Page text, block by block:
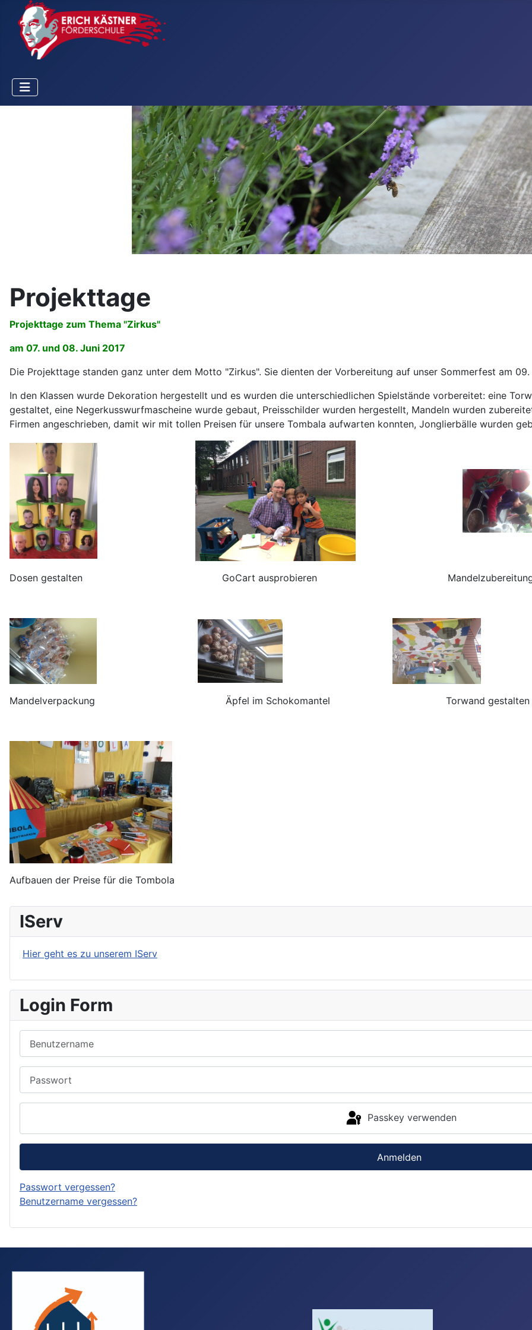
Projekttage
Projekttage zum Thema "Zirkus"
am 07. und 08. Juni 2017
Die Projekttage standen ganz unter dem Motto "Zirkus". Sie dienten der Vorbereitung auf unser Sommerfest am
In den Klassen wurde Dekoration hergestellt und es wurden die unterschiedlichen Spielstände vorbereitet: eine
gestaltet, eine Negerkusswurfmascheine wurde gebaut, Preisschilder wurden hergestellt, Mandeln wurden
Firmen angeschrieben, damit wir mit tollen Preisen für unsere Tombala aufwarten konnten, Jonglierbälle wurden
Dosen gestalten GoCart ausprobieren
Mandelverpackung Äpfel im Schokomantel Torwand gestalten
Aufbauen der Preise für die Tombola
IServ
Hier geht es zu unserem IServ
Login Form
Passkey verwenden
Anmelden
Passwort vergessen?
Benutzername vergessen?